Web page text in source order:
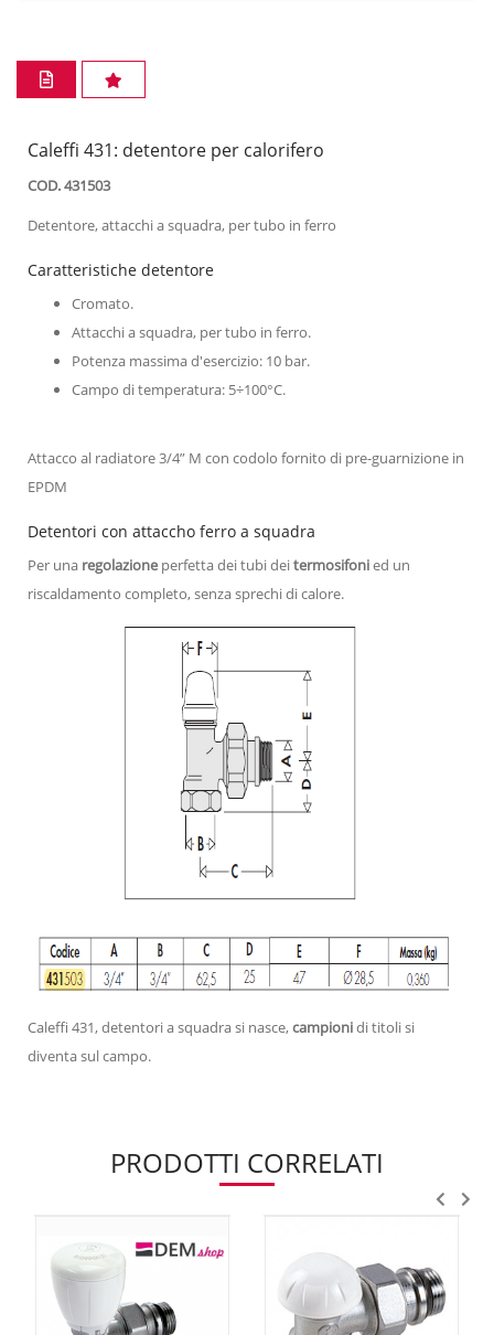
Caleffi 431: detentore per calorifero
COD. 431503
Detentore, attacchi a squadra, per tubo in ferro
Caratteristiche detentore
Cromato.
Attacchi a squadra, per tubo in ferro.
Potenza massima d'esercizio: 10 bar.
Campo di temperatura: 5÷100°C.
Attacco al radiatore 3/4” M con codolo fornito di pre-guarnizione in
EPDM
Detentori con attaccho ferro a squadra
Per una regolazione perfetta dei tubi deitermosifonied un
riscaldamento completo, senza sprechi di calore.
Caleffi 431, detentori a squadra si nasce,campionidi titoli si
diventa sul campo.
PRODOTTI CORRELATI